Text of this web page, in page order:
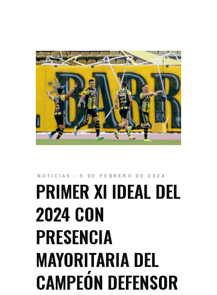
NOTICIAS 5 DE FEBRERO DE 2024
PRIMER XI IDEAL DEL
2024 CON
PRESENCIA
MAYORITARIA DEL
CAMPEÓN DEFENSOR